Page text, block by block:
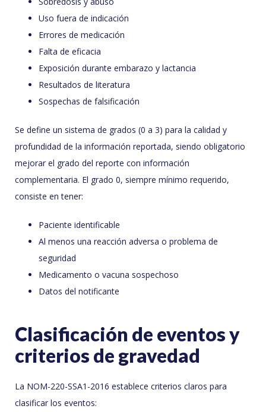
Uso fuera de indicación
Errores de medicación
Falta de eficacia
Exposición durante embarazo y lactancia
Resultados de literatura
Sospechas de falsificación
Se define un sistema de grados (0 a 3) para la calidad y
profundidad de la información reportada, siendo obligatorio
mejorar el grado del reporte con información
complementaria. El grado 0, siempre mínimo requerido,
consiste en tener:
Paciente identificable
Al menos una reacción adversa o problema de
seguridad
Medicamento o vacuna sospechoso
Datos del notificante
Clasificación de eventos y
criterios de gravedad
La NOM-220-SSA1-2016 establece criterios claros para
clasificar los eventos: